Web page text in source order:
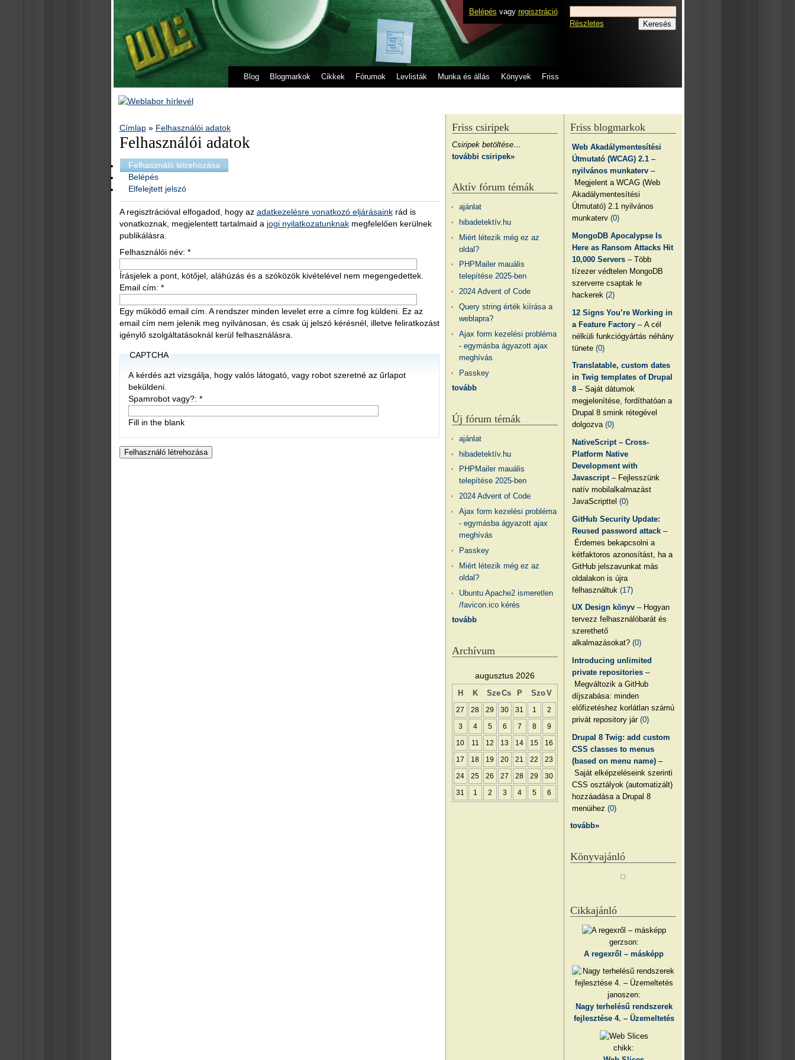
Belépés vagy regisztráció
Blog Blogmarkok Cikkek Fórumok Levlisták Munka és állás Könyvek Friss
Részletes
Címlap» Felhasználói adatok
Felhasználói adatok
Felhasználó létrehozása
Belépés
Elfelejtett jelszó
A regisztrációval elfogadod, hogy az adatkezelésre vonatkozó eljárásainkrád is
vonatkoznak, megjelentett tartalmaid a jogi nyilatkozatunknakmegfelelően kerülnek
publikálásra.
Felhasználói név: *
Írásjelek a pont, kötőjel, aláhúzás és a szóközök kivételével nem megengedettek.
Email cím: *
Egy működő email cím. A rendszer minden levelet erre a címre fog küldeni. Ez az
email cím nem jelenik meg nyilvánosan, és csak új jelszó kérésnél, illetve feliratkozást
igénylő szolgáltatásoknál kerül felhasználásra.
CAPTCHA
A kérdés azt vizsgálja, hogy valós látogató, vagy robot szeretné az űrlapot
beküldeni.
Spamrobot vagy?: *
Fill in the blank
Friss blogmarkok
Web Akadálymentesítési
Útmutató (WCAG) 2.1 –
nyilvános munkaterv –
Megjelent a WCAG (Web
Akadálymentesítési
Útmutató) 2.1 nyilvános
munkaterv(0)
MongoDB Apocalypse Is
Here as Ransom Attacks Hit
10,000 Servers – Több
tízezer védtelen MongoDB
szerverre csaptak le
hackerek(2)
12 Signs You’re Working in
a Feature Factory – A cél
nélküli funkciógyártás néhány
tünete(0)
Translatable, custom dates
in Twig templates of Drupal
8 – Saját dátumok
megjelenítése, fordíthatóan a
Drupal 8 smink rétegével
dolgozva(0)
NativeScript – Cross-
Platform Native
Development with
Javascript – Fejlesszünk
natív mobilalkalmazást
JavaScripttel(0)
GitHub Security Update:
Reused password attack –
Érdemes bekapcsolni a
kétfaktoros azonosítást, ha a
GitHub jelszavunkat más
oldalakon is újra
felhasználtuk(17)
UX Design könyv – Hogyan
tervezz felhasználóbarát és
szerethető
alkalmazásokat?(0)
Introducing unlimited
private repositories –
Megváltozik a GitHub
díjszabása: minden
előfizetéshez korlátlan számú
privát repository jár(0)
Drupal 8 Twig: add custom
CSS classes to menus
(based on menu name) –
Saját elképzeléseink szerinti
CSS osztályok (automatizált)
hozzáadása a Drupal 8
menüihez(0)
tovább»
Könyvajánló
Cikkajánló
gerzson:
A regexről – másképp
janoszen:
Nagy terhelésű rendszerek
fejlesztése 4. – Üzemeltetés
chikk:
Friss csiripek
Csiripek betöltése…
további csiripek»
Aktív fórum témák
ajánlat
hibadetektív.hu
Miért létezik még ez az
oldal?
PHPMailer mauális
telepítése 2025-ben
2024 Advent of Code
Query string érték kiírása a
weblapra?
Ajax form kezelési probléma
- egymásba ágyazott ajax
meghívás
Passkey
tovább
Új fórum témák
ajánlat
hibadetektív.hu
PHPMailer mauális
telepítése 2025-ben
2024 Advent of Code
Ajax form kezelési probléma
- egymásba ágyazott ajax
meghívás
Passkey
Miért létezik még ez az
oldal?
Ubuntu Apache2 ismeretlen
/favicon.ico kérés
tovább
Archívum
augusztus 2026
H K SzeCs P SzoV
27 28 29 30 31 1 2
3 4 5 6 7 8 9
10 11 12 13 14 15 16
17 18 19 20 21 22 23
24 25 26 27 28 29 30
31 1 2 3 4 5 6